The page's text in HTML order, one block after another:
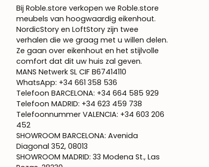
Bij Roble.store verkopen we Roble.store
meubels van hoogwaardig eikenhout.
NordicStory en LoftStory zijn twee
verhalen die we graag met u willen delen.
Ze gaan over eikenhout en het stijlvolle
comfort dat dit uw huis zal geven.
MANS Netwerk SL CIF B67414110
WhatsApp: +34 661 358 536
Telefoon BARCELONA: +34 664 585 929
Telefoon MADRID: +34 623 459 738
Telefoonnummer VALENCIA: +34 603 206
452
SHOWROOM BARCELONA: Avenida
Diagonal 352, 08013
SHOWROOM MADRID: 33 Modena St., Las